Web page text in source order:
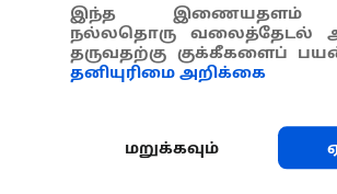
இந்த இணையதளம்
நல்லதொரு வலைத்தேடல்
தருவதற்கு குக்கீகளைப்
தனியுரிமை அறிக்கை
மறுக்கவும்